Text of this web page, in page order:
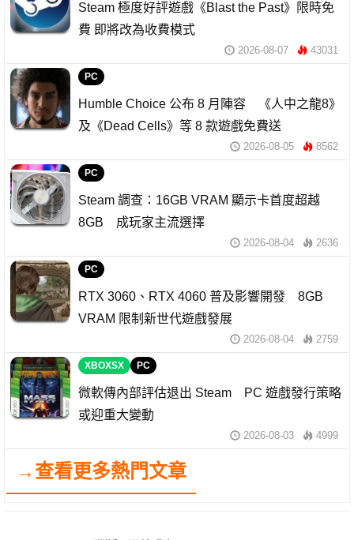
Steam 極度好評遊戲《Blast the Past》限時免
費 即將改為收費模式
2026-08-07 43031
PC
Humble Choice 公布 8 月陣容 《人中之龍8》
及《Dead Cells》等 8 款遊戲免費送
2026-08-05 8562
PC
Steam 調查：16GB VRAM 顯示卡首度超越
8GB 成玩家主流選擇
2026-08-04 2636
PC
RTX 3060、RTX 4060 普及影響開發 8GB
VRAM 限制新世代遊戲發展
2026-08-04 2759
XBOXSX PC
微軟傳內部評估退出 Steam PC 遊戲發行策略
或迎重大變動
2026-08-03 4999
→查看更多熱門文章